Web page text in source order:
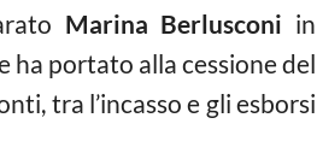
Marina Berlusconi in
ha portato alla cessione del
tra l’incasso e gli esborsi